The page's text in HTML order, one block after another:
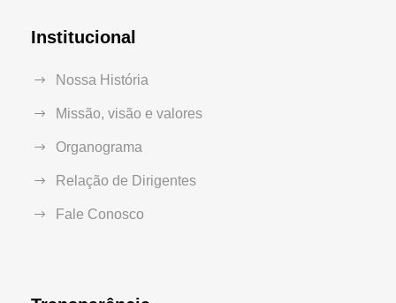
Institucional
Nossa História
Missão, visão e valores
Organograma
Relação de Dirigentes
Fale Conosco